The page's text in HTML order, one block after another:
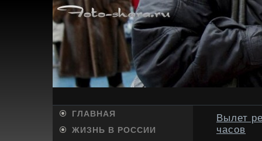
ГЛАВНАЯ
ЖИЗНЬ В РОССИИ
Вылет
часов